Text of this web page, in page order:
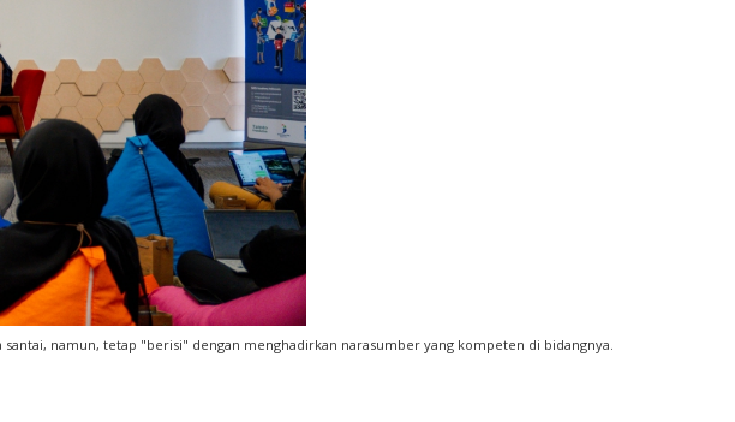
santai, namun, tetap "berisi" dengan menghadirkan narasumber yang kompeten di bidangnya.